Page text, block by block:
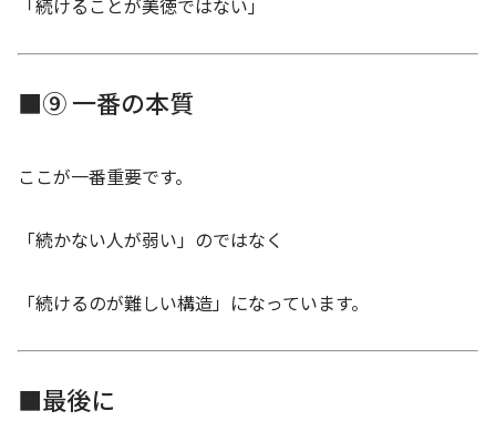
「続けることが美徳ではない」
■⑨ 一番の本質
ここが一番重要です。
「続かない人が弱い」のではなく
「続けるのが難しい構造」になっています。
■最後に